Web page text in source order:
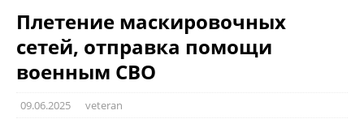
Плетение маскировочных
сетей, отправка помощи
военным СВО
09.06.2025 veteran